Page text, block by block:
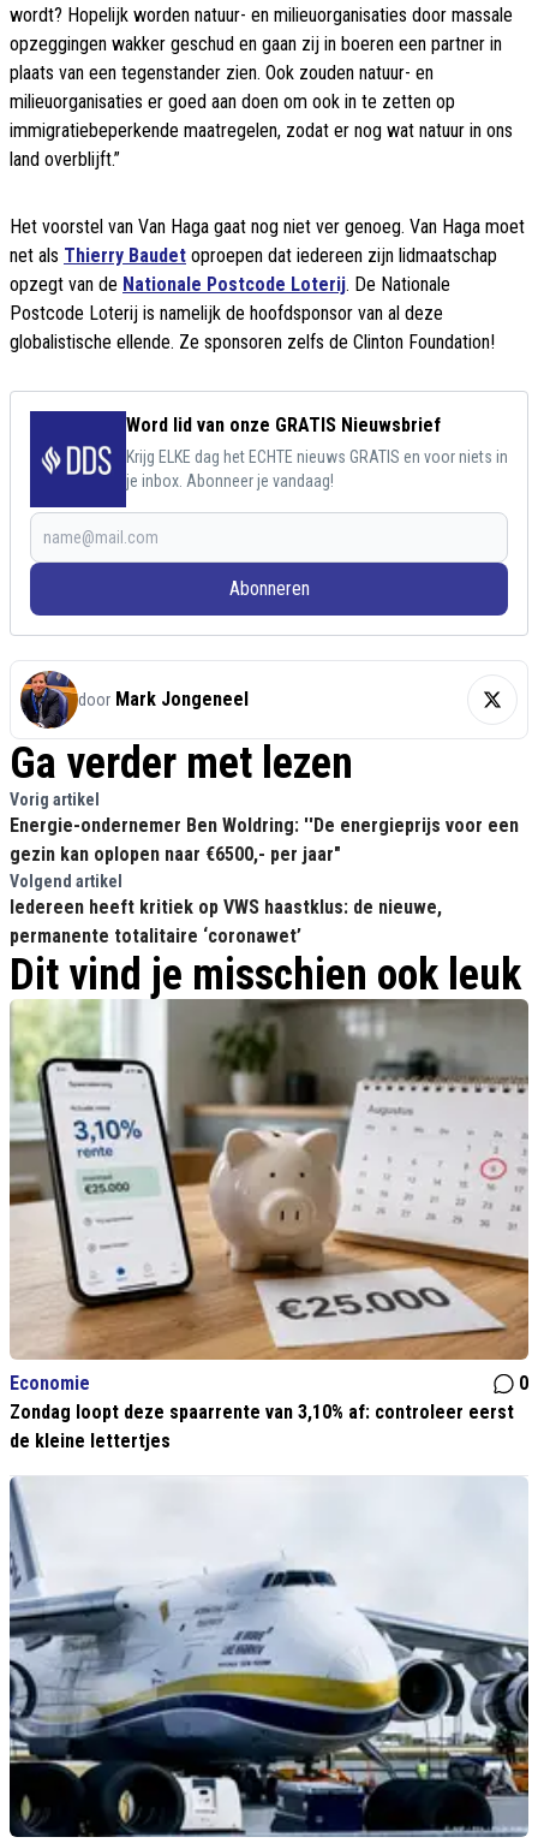
wordt? Hopelijk worden natuur- en milieuorganisaties door massale
opzeggingen wakker geschud en gaan zij in boeren een partner in
plaats van een tegenstander zien. Ook zouden natuur- en
milieuorganisaties er goed aan doen om ook in te zetten op
immigratiebeperkende maatregelen, zodat er nog wat natuur in ons
land overblijft.”
Het voorstel van Van Haga gaat nog niet ver genoeg. Van Haga moet
net als Thierry Baudet oproepen dat iedereen zijn lidmaatschap
opzegt van de Nationale Postcode Loterij. De Nationale
Postcode Loterij is namelijk de hoofdsponsor van al deze
globalistische ellende. Ze sponsoren zelfs de Clinton Foundation!
Word lid van onze GRATIS Nieuwsbrief
Krijg ELKE dag het ECHTE nieuws GRATIS en voor niets in
je inbox. Abonneer je vandaag!
Abonneren
door Mark Jongeneel
Ga verder met lezen
Vorig artikel
Energie-ondernemer Ben Woldring: ''De energieprijs voor een
gezin kan oplopen naar €6500,- per jaar"
Volgend artikel
Iedereen heeft kritiek op VWS haastklus: de nieuwe,
permanente totalitaire ‘coronawet’
Dit vind je misschien ook leuk
Economie
0
Zondag loopt deze spaarrente van 3,10% af: controleer eerst
de kleine lettertjes